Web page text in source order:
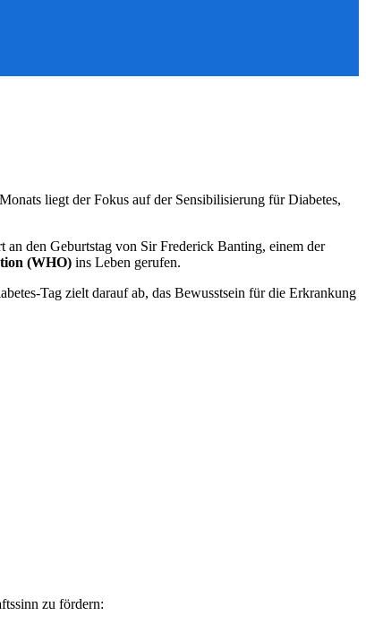
liegt der Fokus auf der Sensibilisierung für Diabetes,
an den Geburtstag von Sir Frederick Banting, einem der
(WHO) ins Leben gerufen.
Tag zielt darauf ab, das Bewusstsein für die Erkrankung
zu fördern: